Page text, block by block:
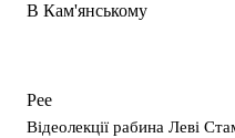
В Кам'янському
Рее
Відеолекції рабина Леві